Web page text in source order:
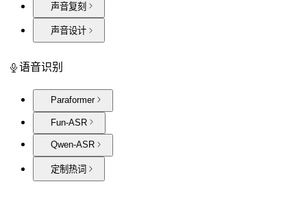
声音复刻
声音设计
语音识别
Paraformer
Fun-ASR
Qwen-ASR
定制热词